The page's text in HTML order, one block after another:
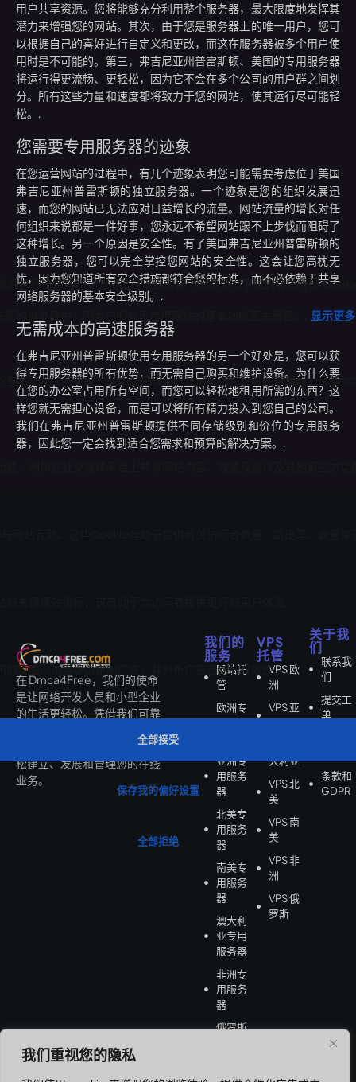
我们重视您的隐私
用户共享资源。您将能够充分利用整个服务器，最大限度地发挥其
潜力来增强您的网站。其次，由于您是服务器上的唯一用户，您可
以根据自己的喜好进行自定义和更改，而这在服务器被多个用户使
用时是不可能的。第三，弗吉尼亚州普雷斯顿、美国的专用服务器
将运行得更流畅、更轻松，因为它不会在多个公司的用户群之间划
分。所有这些力量和速度都将致力于您的网站，使其运行尽可能轻
松。.
您需要专用服务器的迹象
在您运营网站的过程中，有几个迹象表明您可能需要考虑位于美国
弗吉尼亚州普雷斯顿的独立服务器。一个迹象是您的组织发展迅
速，而您的网站已无法应对日益增长的流量。网站流量的增长对任
何组织来说都是一件好事，您永远不希望网站跟不上步伐而阻碍了
这种增长。另一个原因是安全性。有了美国弗吉尼亚州普雷斯顿的
独立服务器，您可以完全掌控您网站的安全性。这会让您高枕无
忧，因为您知道所有安全措施都符合您的标准，而不必依赖于共享
网络服务器的基本安全级别。.
无需成本的高速服务器
在弗吉尼亚州普雷斯顿使用专用服务器的另一个好处是，您可以获
得专用服务器的所有优势，而无需自己购买和维护设备。为什么要
在您的办公室占用所有空间，而您可以轻松地租用所需的东西？这
样您就无需担心设备，而是可以将所有精力投入到您自己的公司。
我们在弗吉尼亚州普雷斯顿提供不同存储级别和价位的专用服务
器，因此您一定会找到适合您需求和预算的解决方案。.
在 Dmca4Free，我们的使命
是让网络开发人员和小型企业
的生活更轻松。凭借我们可靠
专门的支持，我们让您能够轻
松建立、发展和管理您的在线
业务。
我们的
服务
网站托
管
欧洲专
用服务
亚洲专
用服务
器
北美专
用服务
器
南美专
用服务
器
澳大利
亚专用
服务器
非洲专
用服务
器
俄罗斯
VPS
托管
VPS 欧
洲
VPS 亚
洲
大利亚
VPS 北
美
VPS 南
美
VPS 非
洲
VPS 俄
罗斯
关于我
们
联系我
们
提交工
单
条款和
GDPR